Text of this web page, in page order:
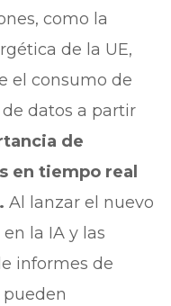
como la
de la UE,
el consumo de
datos a partir
de
en tiempo real
Al lanzar el nuevo
la IA y las
informes de
pueden